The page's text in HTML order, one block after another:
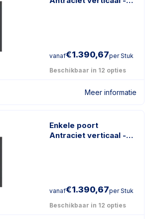
vanaf€1.390,67per Stuk
Beschikbaar in 12 opties
Meer informatie
Enkele poort
Antraciet verticaal -
vanaf€1.390,67per Stuk
Beschikbaar in 12 opties